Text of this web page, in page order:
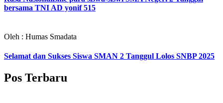
bersama TNI AD yonif 515
Oleh : Humas Smadata
Selamat dan Sukses Siswa SMAN 2 Tanggul Lolos SNBP 2025
Pos Terbaru